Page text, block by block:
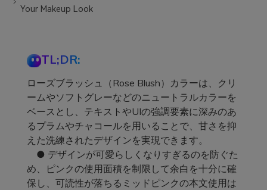
Your Makeup Look
TL;DR:
ローズブラッシュ（Rose Blush）カラーは、クリ
ームやソフトグレーなどのニュートラルカラーを
ベースとし、テキストやUIの強調要素に深みのあ
るプラムやチャコールを用いることで、甘さを抑
えた洗練されたデザインを実現できます。
● デザインが可愛らしくなりすぎるのを防ぐた
め、ピンクの使用面積を制限して余白を十分に確
保し、可読性が落ちるミッドピンクの本文使用は